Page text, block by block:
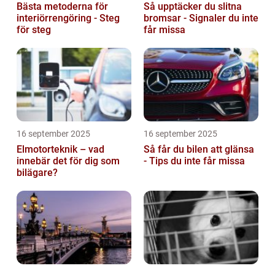
Bästa metoderna för
interiörrengöring - Steg
för steg
Så upptäcker du slitna
bromsar - Signaler du inte
får missa
16 september 2025
Elmotorteknik – vad
innebär det för dig som
bilägare?
16 september 2025
Så får du bilen att glänsa
- Tips du inte får missa